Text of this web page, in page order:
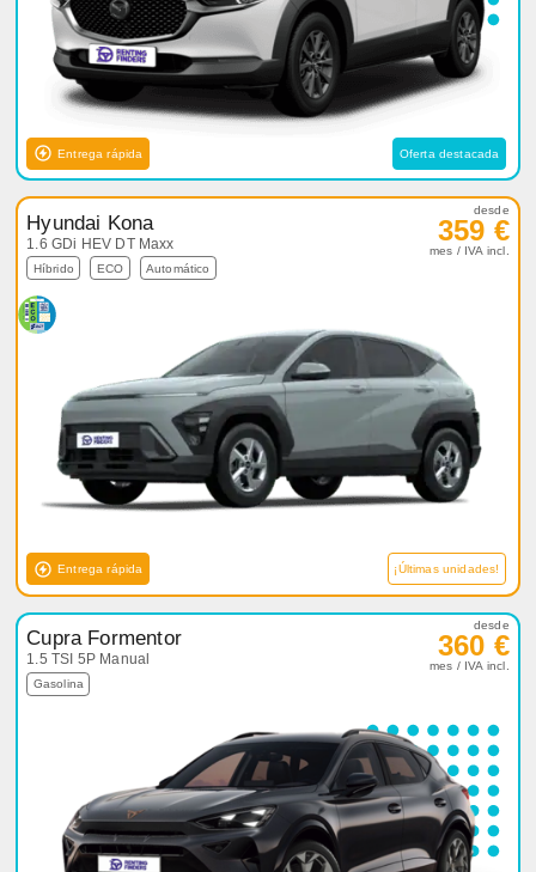
Entrega rápida Oferta destacada
Hyundai Kona
1.6 GDi HEV DT Maxx
Híbrido ECO Automático
desde
359 €
mes / IVA incl.
Entrega rápida ¡Últimas unidades!
Cupra Formentor
1.5 TSI 5P Manual
Gasolina
desde
360 €
mes / IVA incl.